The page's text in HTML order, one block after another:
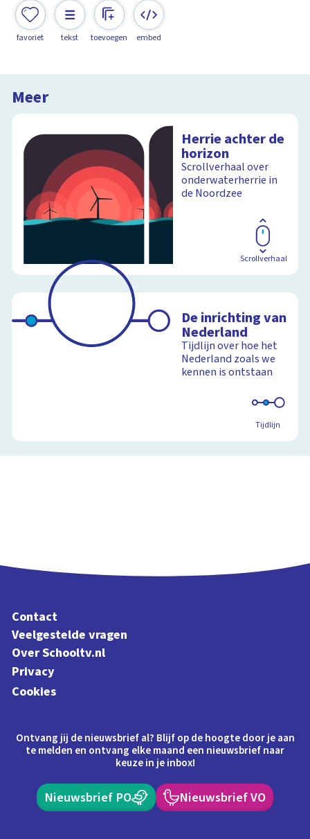
favoriet tekst toevoegen embed
Meer
Herrie achter de
horizon
Scrollverhaal over
onderwaterherrie in
de Noordzee
Scrollverhaal
De inrichting van
Nederland
Tijdlijn over hoe het
Nederland zoals we
kennen is ontstaan
Tijdlijn
Contact
Veelgestelde vragen
Over Schooltv.nl
Privacy
Cookies
Ontvang jij de nieuwsbrief al? Blijf op de hoogte door je aan
te melden en ontvang elke maand een nieuwsbrief naar
keuze in je inbox!
Nieuwsbrief PO Nieuwsbrief VO